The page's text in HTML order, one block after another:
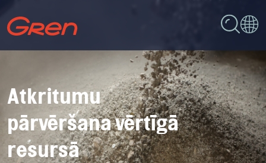
Atkritumu
pārvēršana vērtīgā
resursā